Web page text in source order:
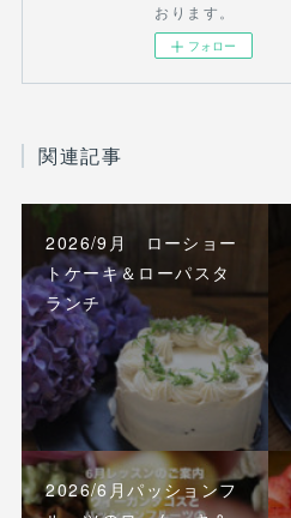
おります。
フォロー
関連記事
2026/9月 ローショー
トケーキ＆ローパスタ
ランチ
2026/6月パッションフ